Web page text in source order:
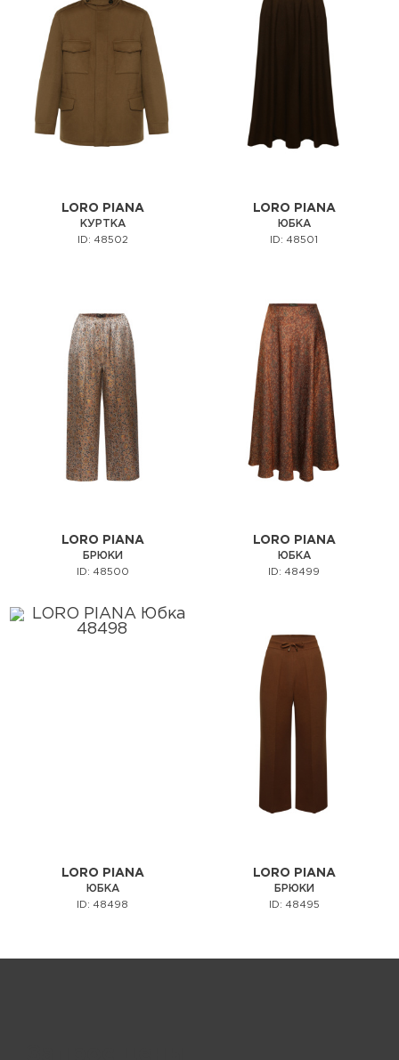
LORO PIANA
КУРТКА
ID: 48502
LORO PIANA
ЮБКА
ID: 48501
LORO PIANA
БРЮКИ
ID: 48500
LORO PIANA
ЮБКА
ID: 48499
LORO PIANA
ЮБКА
ID: 48498
LORO PIANA
БРЮКИ
ID: 48495